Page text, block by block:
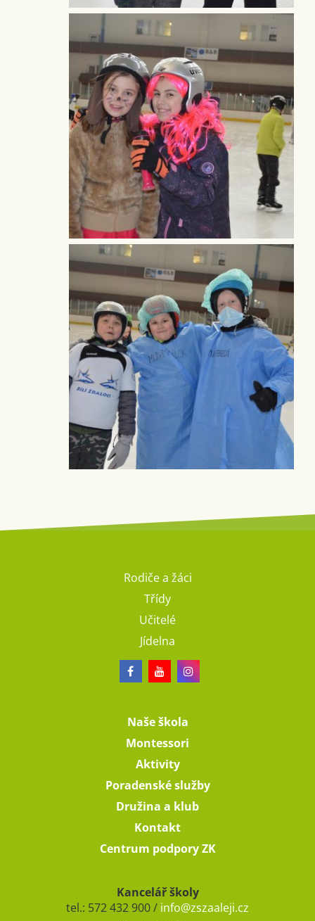
Rodiče a žáci
Třídy
Učitelé
Jídelna
Naše škola
Montessori
Aktivity
Poradenské služby
Družina a klub
Kontakt
Centrum podpory ZK
Kancelář školy
tel.: 572 432 900 / info@zszaaleji.cz